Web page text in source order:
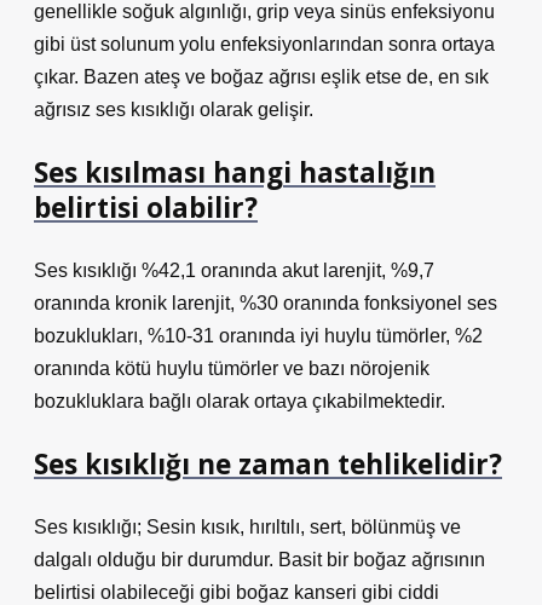
genellikle soğuk algınlığı, grip veya sinüs enfeksiyonu
gibi üst solunum yolu enfeksiyonlarından sonra ortaya
çıkar. Bazen ateş ve boğaz ağrısı eşlik etse de, en sık
ağrısız ses kısıklığı olarak gelişir.
Ses kısılması hangi hastalığın
belirtisi olabilir?
Ses kısıklığı %42,1 oranında akut larenjit, %9,7
oranında kronik larenjit, %30 oranında fonksiyonel ses
bozuklukları, %10-31 oranında iyi huylu tümörler, %2
oranında kötü huylu tümörler ve bazı nörojenik
bozukluklara bağlı olarak ortaya çıkabilmektedir.
Ses kısıklığı ne zaman tehlikelidir?
Ses kısıklığı; Sesin kısık, hırıltılı, sert, bölünmüş ve
dalgalı olduğu bir durumdur. Basit bir boğaz ağrısının
belirtisi olabileceği gibi boğaz kanseri gibi ciddi